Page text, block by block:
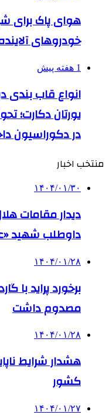
هوای پاک برای
خودروهای
1 هفته پیش
انواع قاب بندی
یورتان دکارت؛
در دکوراسیون
منتخب اخبار
۱۴۰۴/۰۱/۳۰
دیدار مقامات
داوطلب شهید
۱۴۰۴/۰۱/۲۸
مصدوم داشت
۱۴۰۴/۰۱/۲۸
هشدار شرایط
کشور
۱۴۰۴/۰۱/۲۷